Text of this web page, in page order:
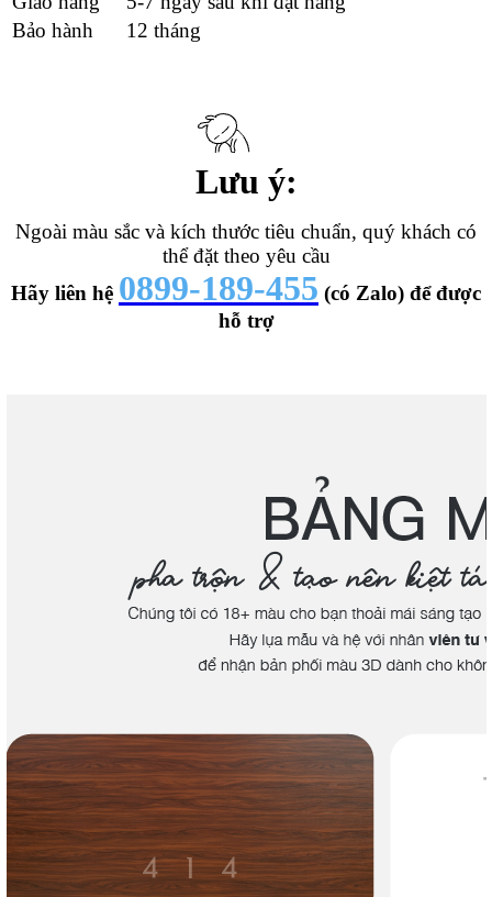
Bảo hành
12 tháng
Lưu ý:
Ngoài màu sắc và kích thước tiêu chuẩn, quý khách có
thể đặt theo yêu cầu
Hãy liên hệ 0899-189-455 (có Zalo) để được
hỗ trợ